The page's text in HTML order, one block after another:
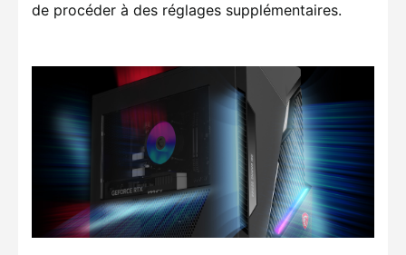
de procéder à des réglages supplémentaires.